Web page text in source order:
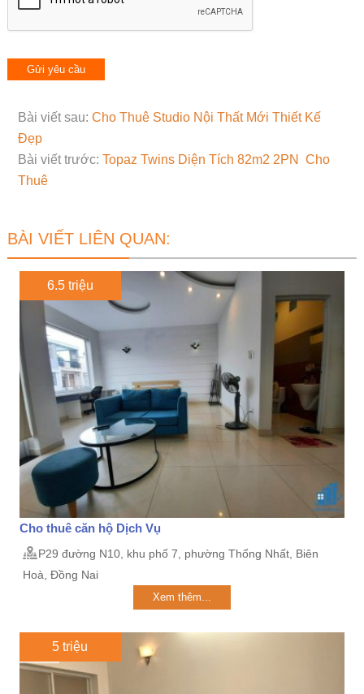
Bài viết sau: Cho Thuê Studio Nội Thất Mới Thiết Kế
Đẹp
Bài viết trước: Topaz Twins Diện Tích 82m2 2PN Cho
Thuê
BÀI VIẾT LIÊN QUAN:
6.5 triệu
Cho thuê căn hộ Dịch Vụ
P29 đường N10, khu phố 7, phường Thống Nhất, Biên
Hoà, Đồng Nai
Xem thêm...
5 triệu